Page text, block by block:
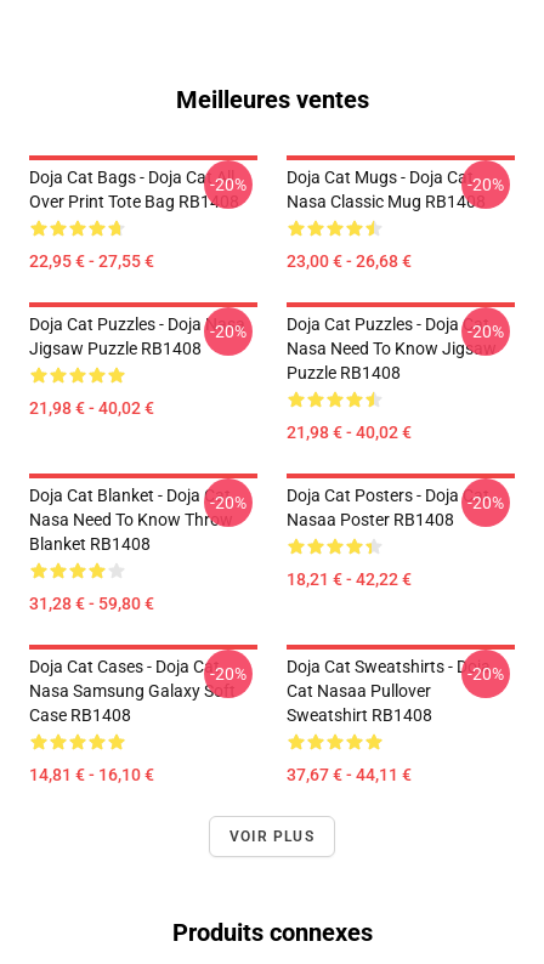
Meilleures ventes
Doja Cat Bags - Doja Cat All
Over Print Tote Bag RB1408
22,95 € - 27,55 €
-20%
Doja Cat Mugs - Doja Cat
Nasa Classic Mug RB1408
23,00 € - 26,68 €
-20%
Doja Cat Puzzles - Doja Nasa
Jigsaw Puzzle RB1408
21,98 € - 40,02 €
-20%
Doja Cat Puzzles - Doja Cat
Nasa Need To Know Jigsaw
Puzzle RB1408
21,98 € - 40,02 €
-20%
Doja Cat Blanket - Doja Cat
Nasa Need To Know Throw
Blanket RB1408
31,28 € - 59,80 €
-20%
Doja Cat Posters - Doja Cat
Nasaa Poster RB1408
18,21 € - 42,22 €
-20%
Doja Cat Cases - Doja Cat
Nasa Samsung Galaxy Soft
Case RB1408
14,81 € - 16,10 €
-20%
Doja Cat Sweatshirts - Doja
Cat Nasaa Pullover
Sweatshirt RB1408
37,67 € - 44,11 €
-20%
VOIR PLUS
Produits connexes